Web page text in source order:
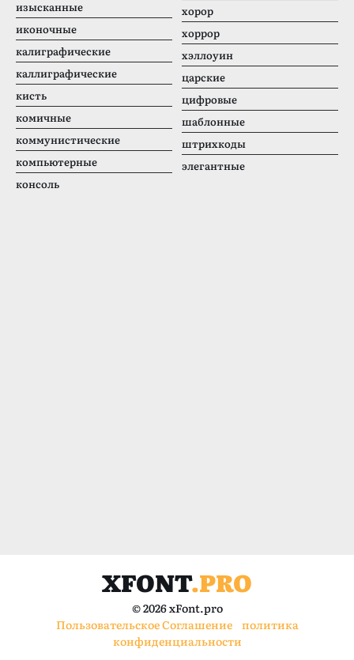
изысканные
иконочные
калиграфические
каллиграфические
кисть
комичные
коммунистические
компьютерные
консоль
хорор
хоррор
хэллоуин
царские
цифровые
шаблонные
штрихкоды
элегантные
XFONT.PRO
© 2026 xFont.pro
Пользовательское Соглашение
политика
конфиденциальности